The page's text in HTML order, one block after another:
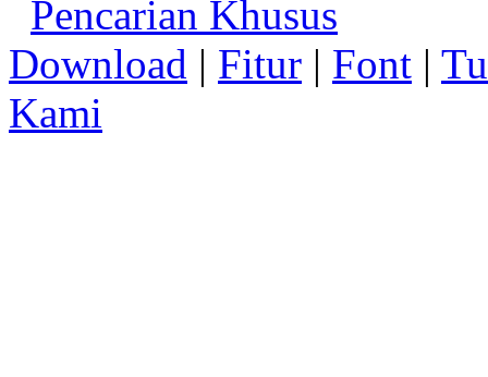
Pencarian Khusus
Download | Fitur | Font |
Kami